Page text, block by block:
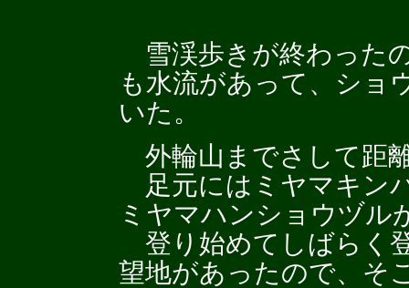
雪渓歩きが終わった
も水流があって、ショ
いた。
外輪山までさして距
足元にはミヤマキン
ミヤマハンショウヅル
登り始めてしばらく
望地があったので、そ